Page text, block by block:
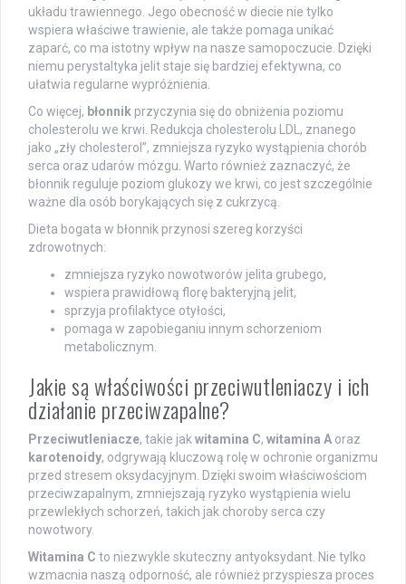
układu trawiennego. Jego obecność w diecie nie tylko
wspiera właściwe trawienie, ale także pomaga unikać
zaparć, co ma istotny wpływ na nasze samopoczucie. Dzięki
niemu perystaltyka jelit staje się bardziej efektywna, co
ułatwia regularne wypróżnienia.
Co więcej, błonnik przyczynia się do obniżenia poziomu
cholesterolu we krwi. Redukcja cholesterolu LDL, znanego
jako „zły cholesterol”, zmniejsza ryzyko wystąpienia chorób
serca oraz udarów mózgu. Warto również zaznaczyć, że
błonnik reguluje poziom glukozy we krwi, co jest szczególnie
ważne dla osób borykających się z cukrzycą.
Dieta bogata w błonnik przynosi szereg korzyści
zdrowotnych:
zmniejsza ryzyko nowotworów jelita grubego,
wspiera prawidłową florę bakteryjną jelit,
sprzyja profilaktyce otyłości,
pomaga w zapobieganiu innym schorzeniom
metabolicznym.
Jakie są właściwości przeciwutleniaczy i ich
działanie przeciwzapalne?
Przeciwutleniacze, takie jak witamina C, witamina A oraz
karotenoidy, odgrywają kluczową rolę w ochronie organizmu
przed stresem oksydacyjnym. Dzięki swoim właściwościom
przeciwzapalnym, zmniejszają ryzyko wystąpienia wielu
przewlekłych schorzeń, takich jak choroby serca czy
nowotwory.
Witamina C to niezwykle skuteczny antyoksydant. Nie tylko
wzmacnia naszą odporność, ale również przyspiesza proces